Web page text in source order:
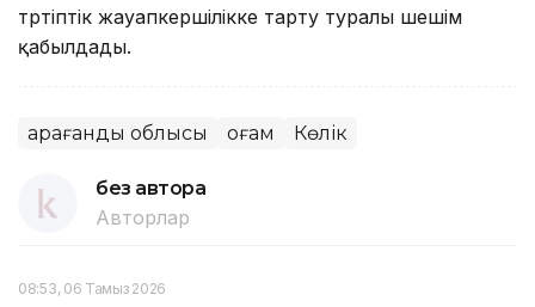
тәртіптік жауапкершілікке тарту туралы шешім
қабылдады.
Қарағанды облысы Қоғам Көлік
без автора
Авторлар
08:53, 06 Тамыз 2026